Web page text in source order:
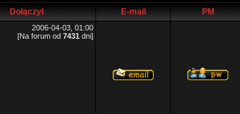
Dołączył E-mail PM
2006-04-03, 01:00
[Na forum od 7431 dni]